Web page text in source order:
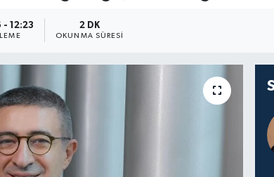
- 12:23 2 DK
OKUNMA SÜRESI